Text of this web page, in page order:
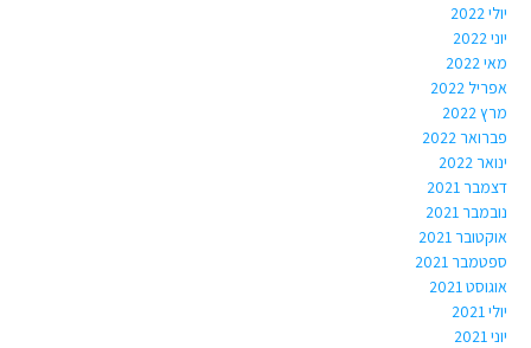
יולי 2022
יוני 2022
מאי 2022
אפריל 2022
מרץ 2022
פברואר 2022
ינואר 2022
דצמבר 2021
נובמבר 2021
אוקטובר 2021
ספטמבר 2021
אוגוסט 2021
יולי 2021
יוני 2021